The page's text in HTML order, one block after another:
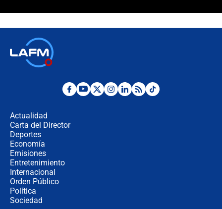
Desde dermatitis hasta infecciones:
Actualidad
Carta del Director
Deportes
Economía
Emisiones
Entretenimiento
Internacional
Orden Público
Política
Sociedad